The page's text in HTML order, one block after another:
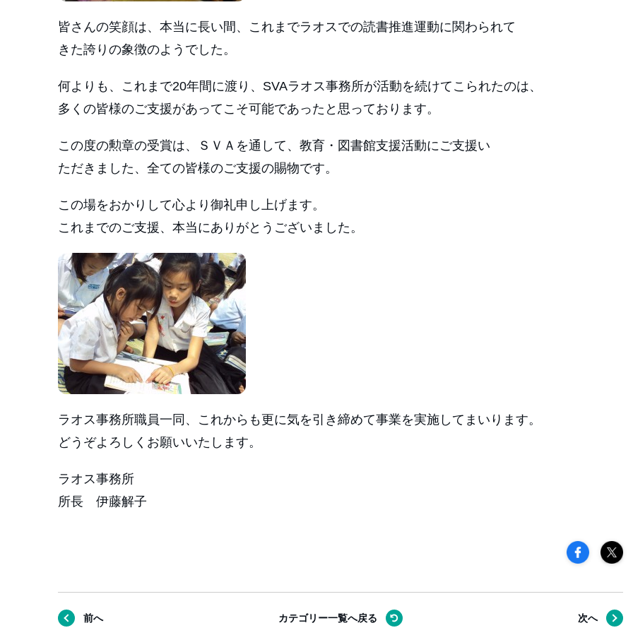
皆さんの笑顔は、本当に長い間、これまでラオスでの読書推進運動に関わられて
きた誇りの象徴のようでした。
何よりも、これまで20年間に渡り、SVAラオス事務所が活動を続けてこられたのは、
多くの皆様のご支援があってこそ可能であったと思っております。
この度の勲章の受賞は、ＳＶＡを通して、教育・図書館支援活動にご支援い
ただきました、全ての皆様のご支援の賜物です。
この場をおかりして心より御礼申し上げます。
これまでのご支援、本当にありがとうございました。
ラオス事務所職員一同、これからも更に気を引き締めて事業を実施してまいります。
どうぞよろしくお願いいたします。
ラオス事務所
所長 伊藤解子
前へ カテゴリー一覧へ戻る 次へ